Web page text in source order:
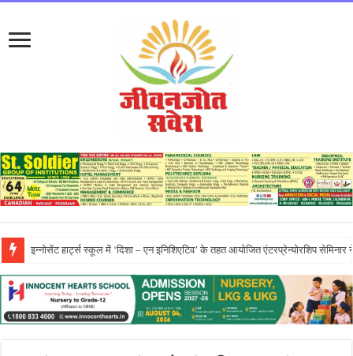
प्रो. (डॉ.) यादविंदर सिंह बराड़ ने आई.के. गुजराल पंजाब टेक्निकल यूनिवर्सिटी के वाइस-